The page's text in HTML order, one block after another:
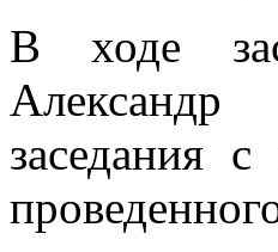
В ходе
Александр
заседания